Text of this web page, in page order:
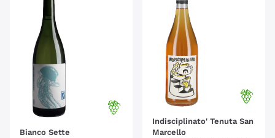
Bianco Sette
Indisciplinato' Tenuta San
Marcello